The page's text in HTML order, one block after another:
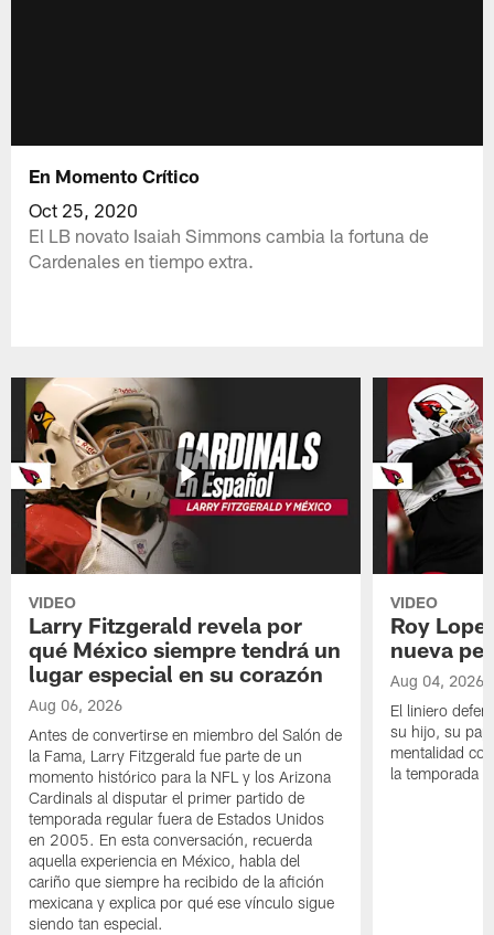
En Momento Crítico
Oct 25, 2020
El LB novato Isaiah Simmons cambia la fortuna de
Cardenales en tiempo extra.
VIDEO
Larry Fitzgerald revela por
qué México siempre tendrá un
lugar especial en su corazón
Aug 06, 2026
Antes de convertirse en miembro del Salón de
la Fama, Larry Fitzgerald fue parte de un
momento histórico para la NFL y los Arizona
Cardinals al disputar el primer partido de
temporada regular fuera de Estados Unidos
en 2005. En esta conversación, recuerda
aquella experiencia en México, habla del
cariño que siempre ha recibido de la afición
mexicana y explica por qué ese vínculo sigue
siendo tan especial.
VIDEO
Roy
nueva
Aug 04, 2026
El liniero
su hijo, su
mentalidad
la temporada